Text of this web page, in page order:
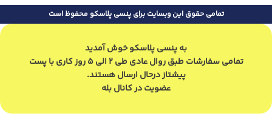
تمامی حقوق این وبسایت برای پنسی پلاسکو محفوظ است
به پنسی پلاسکو خوش آمدید
تمامی سفارشات طبق روال عادی طی 2 الی 5 روز کاری با پست
پیشتاز درحال ارسال هستند.
عضویت در کانال بله